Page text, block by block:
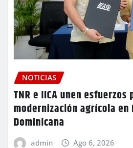
NOTICIAS
TNR e IICA unen
modernización agrícola en
Dominicana
admin Ago 6, 2026